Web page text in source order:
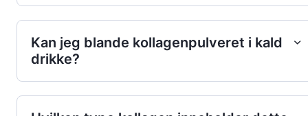
Kan jeg blande kollagenpulveret i kald
drikke?